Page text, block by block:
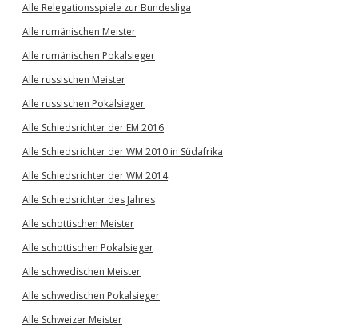
Alle Relegationsspiele zur Bundesliga
Alle rumänischen Meister
Alle rumänischen Pokalsieger
Alle russischen Meister
Alle russischen Pokalsieger
Alle Schiedsrichter der EM 2016
Alle Schiedsrichter der WM 2010 in Südafrika
Alle Schiedsrichter der WM 2014
Alle Schiedsrichter des Jahres
Alle schottischen Meister
Alle schottischen Pokalsieger
Alle schwedischen Meister
Alle schwedischen Pokalsieger
Alle Schweizer Meister